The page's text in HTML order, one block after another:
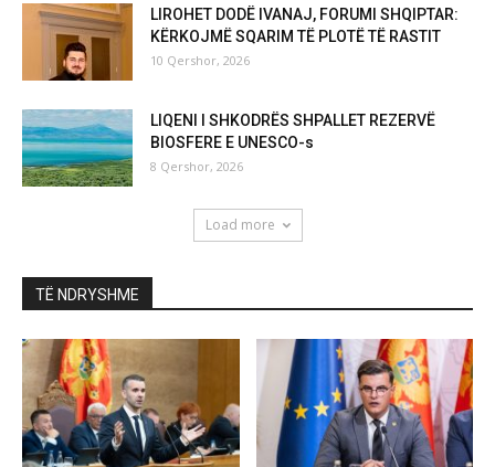
LIROHET DODË IVANAJ, FORUMI SHQIPTAR:
KËRKOJMË SQARIM TË PLOTË TË RASTIT
10 Qershor, 2026
LIQENI I SHKODRËS SHPALLET REZERVË
BIOSFERE E UNESCO-s
8 Qershor, 2026
Load more
TË NDRYSHME